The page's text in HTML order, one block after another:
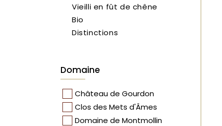
Vieilli en fût de chêne
Bio
Distinctions
Domaine
Château de Gourdon
Clos des Mets d'Âmes
Domaine de Montmollin